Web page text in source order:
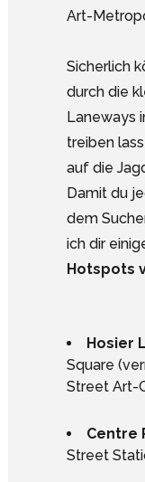
Art-
Sicherlich
durch die
Laneways
treiben
auf die
Damit du
dem
ich dir
Hotspots
Hosier
Square
Street Art-
Centre
Street